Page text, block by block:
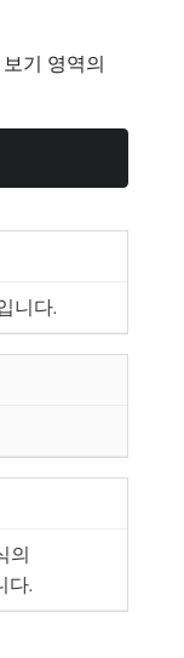
기 영역의
니다.
의
다.